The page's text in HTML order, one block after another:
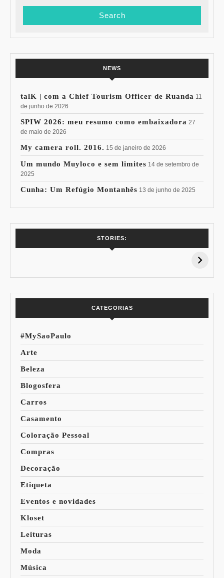
NEWS
talK | com a Chief Tourism Officer de Ruanda 11
de junho de 2026
SPIW 2026: meu resumo como embaixadora 27
de maio de 2026
My camera roll. 2016. 15 de janeiro de 2026
Um mundo Muyloco e sem limites 14 de setembro de
2025
Cunha: Um Refúgio Montanhês 13 de junho de 2025
STORIES:
15% de
Pessoal: Os
CATEGORIAS
#MySaoPaulo
Arte
Beleza
Blogosfera
Carros
Casamento
Coloração Pessoal
Compras
Decoração
Etiqueta
Eventos e novidades
Kloset
Leituras
Moda
Música